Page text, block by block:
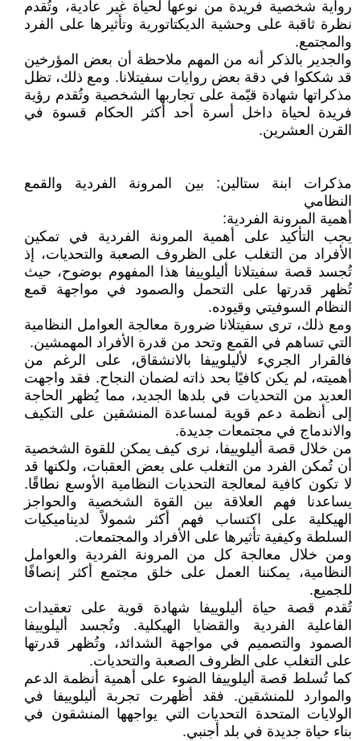
رواية شخصية فريدة من نوعها لحياة غير عادية، وتُقدم
نظرة ثاقبة على وحشية الديكتاتورية وتأثيرها على الفرد
والمجتمع.
والجدير بالذكر أنه من المهم ملاحظة أن بعض المؤرخين
قد شككوا في دقة بعض روايات سفيتلانا. ومع ذلك، تظل
مذكراتها شهادة قيّمة على تجاربها الشخصية وتُقدم رؤية
فريدة لحياة داخل أسرة أحد أكثر الحكام قسوة في
القرن العشرين.
مذكرات ابنة ستالين: بين المرونة الفردية والقمع
النظامي
أهمية المرونة الفردية:
يجب التأكيد على أهمية المرونة الفردية في تمكين
الأفراد من التغلب على الظروف الصعبة والتحديات، إذ
تُجسد قصة سفيتلانا أليلوييفا هذا المفهوم بوضوح، حيث
تُظهر قدرتها على التحمل والصمود في مواجهة قمع
النظام السوفيتي وقيوده.
ومع ذلك، ترى سفيتلانا ضرورة معالجة العوامل النظامية
التي تساهم في القمع وتحد من قدرة الأفراد المهمشين.
فالقرار الجريء لأليلوييفا بالانشقاق، على الرغم من
أهميته، لم يكن كافيًا بحد ذاته لضمان النجاح. فقد واجهت
العديد من التحديات في بلدها الجديد، مما يُظهر الحاجة
إلى أنظمة دعم قوية لمساعدة المنشقين على التكيف
والاندماج في مجتمعات جديدة.
من خلال قصة أليلوييفا، نرى كيف يمكن للقوة الشخصية
أن تُمكن الفرد من التغلب على بعض العقبات، ولكنها قد
لا تكون كافية لمعالجة التحديات النظامية الأوسع نطاقًا.
يساعدنا فهم العلاقة بين القوة الشخصية والحواجز
الهيكلية على اكتساب فهم أكثر شمولاً لديناميكيات
السلطة وكيفية تأثيرها على الأفراد والمجتمعات.
ومن خلال معالجة كل من المرونة الفردية والعوامل
النظامية، يمكننا العمل على خلق مجتمع أكثر إنصافًا
للجميع.
تُقدم قصة حياة أليلوييفا شهادة قوية على تعقيدات
الفاعلية الفردية والقضايا الهيكلية. وتُجسد أليلوييفا
الصمود والتصميم في مواجهة الشدائد، وتُظهر قدرتها
على التغلب على الظروف الصعبة والتحديات.
كما تُسلط قصة أليلوييفا الضوء على أهمية أنظمة الدعم
والموارد للمنشقين. فقد أظهرت تجربة أليلوييفا في
الولايات المتحدة التحديات التي يواجهها المنشقون في
بناء حياة جديدة في بلد أجنبي.